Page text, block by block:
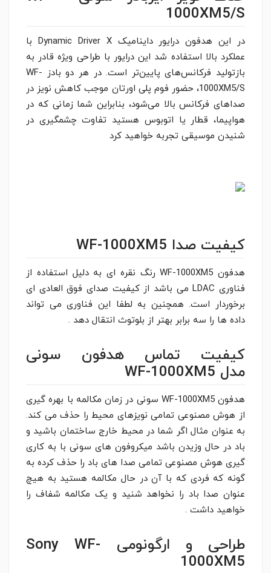
1000XM5/S
در این هدفون درایور داینامیک Dynamic Driver X با
عملکرد بالا استفاده شد این درایور با طراحی ویژه قادر به
بازتولید فرکانس‌های پایین‌تر است. در هر دو بادز WF-
1000XM5/S، حضور فوم پلی اورتان موجب کاهش نویز در
صداهای فرکانس بالا می‌شود، بنابراین شما زمانی که در
هواپیما، قطار یا اتوبوس هستید تفاوت چشمگیری در
شنیدن موسیقی تجربه خواهید کرد
کیفیت صدا WF-1000XM5
هدفون WF-1000XM5 رنگ نقره ای به دلیل استفاده از
فناوری LDAC می باشد از کیفیت صدای فوق العادی ای
برخوردار است. همچنین به لطفا این فناوری می تواند
داده ها را سه برابر بهتر از بلوتوث انتقال دهد .
کیفیت تماس هدفون سونی
مدل WF-1000XM5
هدفون WF-1000XM5 سونی در زمان مکالمه با بهره گیری
از هوش مصنوعی تمامی نویزهای محیط را حذف می کند.
به عنوان مثال اگر شما در محیط خارج ساختمان باشید و
باد در حال وزیدن باشد میکروفون های سونی با به کاری
گیری هوش مصنوعی تمامی صدا های باد را حذف کرده به
گونه که فردی که با آن در حال مکالمه هستید به هیچ
عنوان صدا باد را نخواهد شنید و یک مکالمه شفاف را
خواهید داشت .
طراحی و ارگونومی Sony WF-
1000XM5